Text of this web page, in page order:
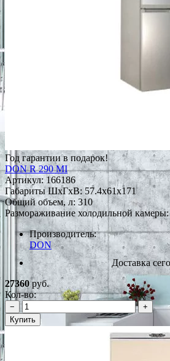
Год гарантии в подарок!
DON R 290 MI
Артикул:166186
Габариты ШxГxВ: 57.4x61x171
Общий объем, л: 310
Размораживание холодильной
Производитель:
DON
Доставка
27360руб.
Кол-во:
−
+
Купить